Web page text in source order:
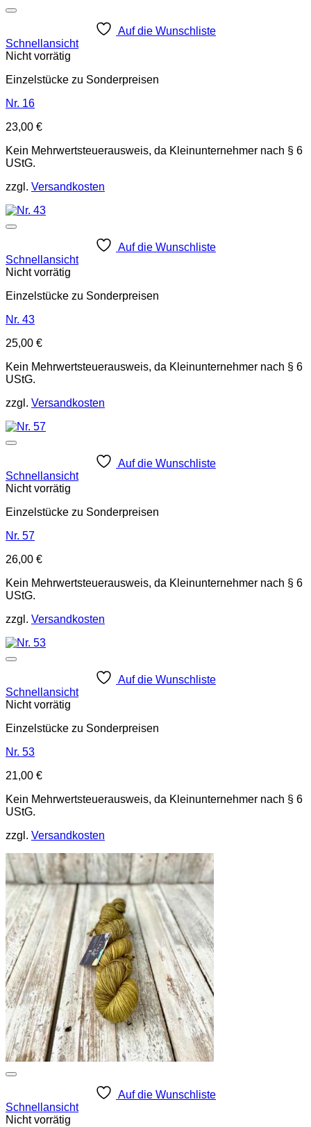
Auf die Wunschliste
Schnellansicht
Nicht vorrätig
Einzelstücke zu Sonderpreisen
Nr. 16
23,00 €
Kein Mehrwertsteuerausweis, da Kleinunternehmer nach § 6
UStG.
zzgl. Versandkosten
Auf die Wunschliste
Schnellansicht
Nicht vorrätig
Einzelstücke zu Sonderpreisen
Nr. 43
25,00 €
Kein Mehrwertsteuerausweis, da Kleinunternehmer nach § 6
UStG.
zzgl. Versandkosten
Auf die Wunschliste
Schnellansicht
Nicht vorrätig
Einzelstücke zu Sonderpreisen
Nr. 57
26,00 €
Kein Mehrwertsteuerausweis, da Kleinunternehmer nach § 6
UStG.
zzgl. Versandkosten
Auf die Wunschliste
Schnellansicht
Nicht vorrätig
Einzelstücke zu Sonderpreisen
Nr. 53
21,00 €
Kein Mehrwertsteuerausweis, da Kleinunternehmer nach § 6
UStG.
zzgl. Versandkosten
Auf die Wunschliste
Schnellansicht
Nicht vorrätig